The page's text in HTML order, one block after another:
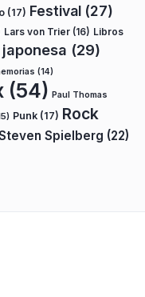
(17) Festival (27)
Lars von Trier (16) Libros
(29)
(14)
(54) Paul Thomas
Punk (17) Rock
Spielberg (22)